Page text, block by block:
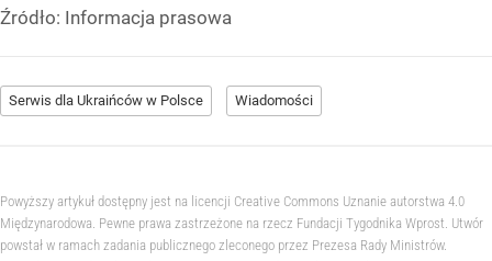
Źródło: Informacja prasowa
Serwis dla Ukraińców w Polsce Wiadomości
Powyższy artykuł dostępny jest na licencji Creative Commons Uznanie autorstwa 4.0
Międzynarodowa. Pewne prawa zastrzeżone na rzecz Fundacji Tygodnika Wprost. Utwór
powstał w ramach zadania publicznego zleconego przez Prezesa Rady Ministrów.